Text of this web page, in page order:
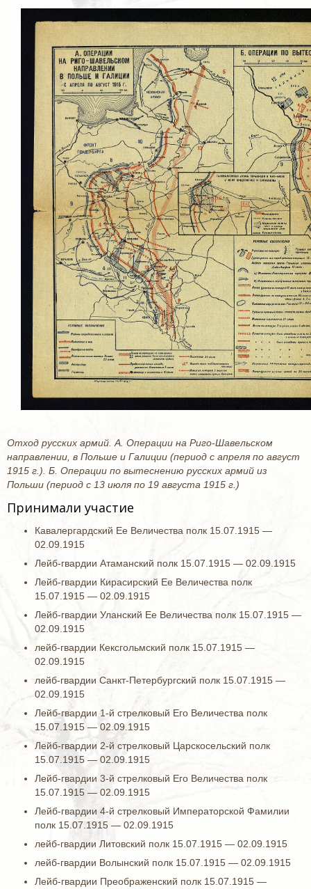
Отход русских армий. А. Операции на Риго-Шавельском
направлении, в Польше и Галиции (период с апреля по август
1915 г.). Б. Операции по вытеснению русских армий из
Польши (период с 13 июля по 19 августа 1915 г.)
Принимали участие
Кавалергардский Ее Величества полк 15.07.1915 —
02.09.1915
Лейб-гвардии Атаманский полк 15.07.1915 — 02.09.1915
Лейб-гвардии Кирасирский Ее Величества полк
15.07.1915 — 02.09.1915
Лейб-гвардии Уланский Ее Величества полк 15.07.1915 —
02.09.1915
лейб-гвардии Кексгольмский полк 15.07.1915 —
02.09.1915
лейб-гвардии Санкт-Петербургский полк 15.07.1915 —
02.09.1915
Лейб-гвардии 1-й стрелковый Его Величества полк
15.07.1915 — 02.09.1915
Лейб-гвардии 2-й стрелковый Царскосельский полк
15.07.1915 — 02.09.1915
Лейб-гвардии 3-й стрелковый Его Величества полк
15.07.1915 — 02.09.1915
Лейб-гвардии 4-й стрелковый Императорской Фамилии
полк 15.07.1915 — 02.09.1915
лейб-гвардии Литовский полк 15.07.1915 — 02.09.1915
лейб-гвардии Волынский полк 15.07.1915 — 02.09.1915
Лейб-гвардии Преображенский полк 15.07.1915 —